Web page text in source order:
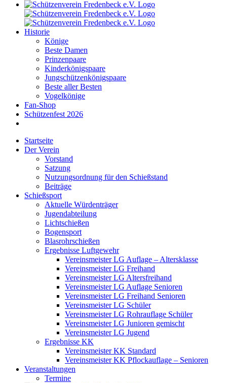
Historie
Könige
Beste Damen
Prinzenpaare
Kinderkönigspaare
Jungschützenkönigspaare
Beste aller Besten
Vogelkönige
Fan-Shop
Schützenfest 2026
Startseite
Der Verein
Vorstand
Satzung
Nutzungsordnung für den Schießstand
Beiträge
Schießsport
Aktuelle Würdenträger
Jugendabteilung
Lichtschießen
Bogensport
Blasrohrschießen
Ergebnisse Luftgewehr
Vereinsmeister LG Auflage – Altersklasse
Vereinsmeister LG Freihand
Vereinsmeister LG Altersfreihand
Vereinsmeister LG Auflage Senioren
Vereinsmeister LG Freihand Senioren
Vereinsmeister LG Schüler
Vereinsmeister LG Rohrauflage Schüler
Vereinsmeister LG Junioren gemischt
Vereinsmeister LG Jugend
Ergebnisse KK
Vereinsmeister KK Standard
Vereinsmeister KK Pflockauflage – Senioren
Veranstaltungen
Termine